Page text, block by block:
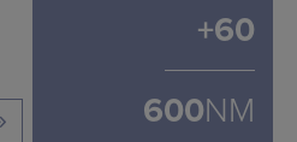
+60
600NM